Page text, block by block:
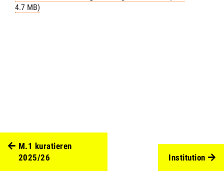
4.7 MB)
M.1 kuratieren
2025/26
Institution